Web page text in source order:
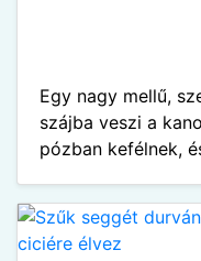
Egy nagy mellű,
szájba veszi a
pózban kefélnek,